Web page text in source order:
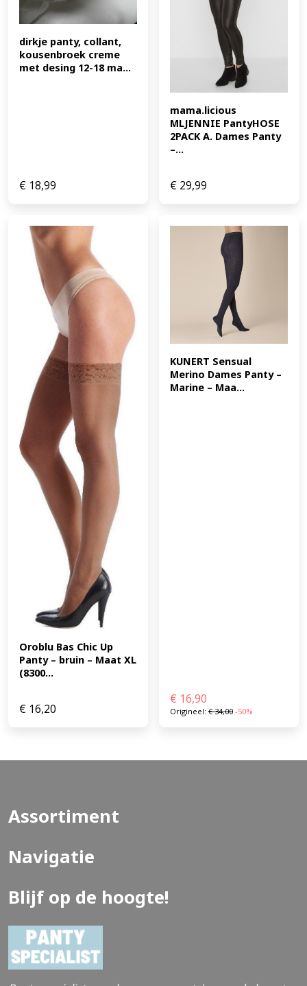
dirkje panty, collant,
kousenbroek creme
met desing 12-18 ma...
€ 18,99
mama.licious
MLJENNIE PantyHOSE
2PACK A. Dames Panty
–...
€ 29,99
Oroblu Bas Chic Up
Panty – bruin – Maat XL
(8300...
€ 16,20
KUNERT Sensual
Merino Dames Panty –
Marine – Maa...
€ 16,90
Origineel: €34,00 -50%
Assortiment
Navigatie
Blijf op de hoogte!